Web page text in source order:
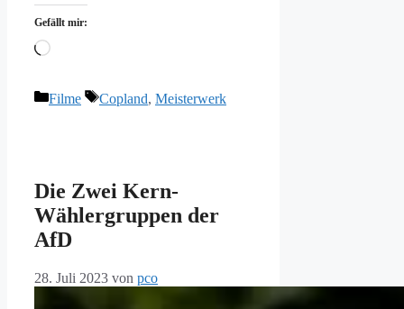
Gefällt mir:
Wird
Kategorien
Filme Schlagwörter
Copland, Meisterwerk
Die Zwei Kern-
Wählergruppen der
AfD
28. Juli 2023 von pco